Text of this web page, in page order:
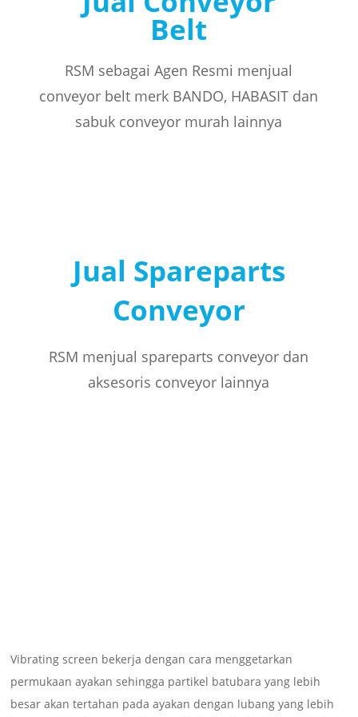
Belt
RSM sebagai Agen Resmi menjual
conveyor belt merk BANDO, HABASIT dan
sabuk conveyor murah lainnya
Jual Spareparts
Conveyor
RSM menjual spareparts conveyor dan
aksesoris conveyor lainnya
Vibrating screen bekerja dengan cara menggetarkan
permukaan ayakan sehingga partikel batubara yang lebih
besar akan tertahan pada ayakan dengan lubang yang lebih